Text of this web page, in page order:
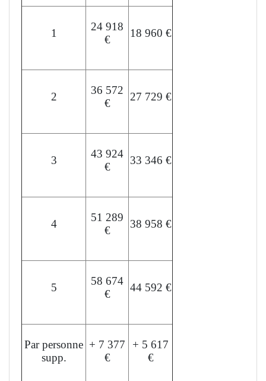
1
24 918
€
18 960 €
2
36 572
€
27 729 €
3
43 924
€
33 346 €
4
51 289
€
38 958 €
5
58 674
€
44 592 €
Par personne
supp.
+ 7 377
€
+ 5 617
€